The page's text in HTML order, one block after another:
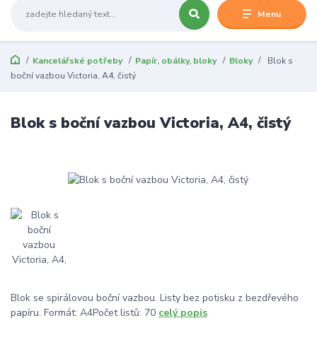
Menu
Kancelářské potřeby Papír, obálky, bloky Bloky
Blok s
boční vazbou Victoria, A4, čistý
Blok s boční vazbou Victoria, A4, čistý
Blok se spirálovou boční vazbou. Listy bez potisku z bezdřevého
papíru. Formát: A4Počet listů: 70 celý popis